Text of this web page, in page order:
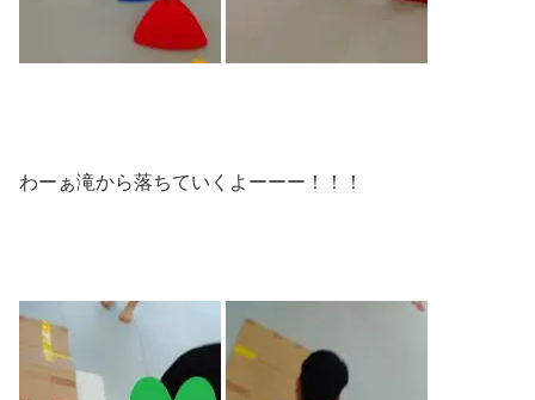
わーぁ滝から落ちていくよーーー！！！